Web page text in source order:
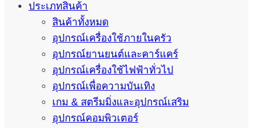
ประเภทสินค้า
สินค้าทั้งหมด
อุปกรณ์เครื่องใช้ภายในครัว
อุปกรณ์ยานยนต์และคาร์แคร์
อุปกรณ์เครื่องใช้ไฟฟ้าทั่วไป
อุปกรณ์เพื่อความบันเทิง
เกม & สตรีมมิ่งและอุปกรณ์เสริม
อุปกรณ์คอมพิวเตอร์